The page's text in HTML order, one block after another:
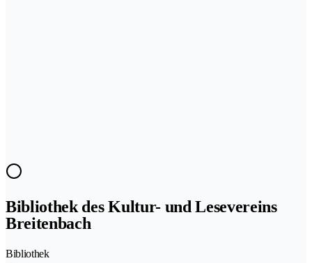
Bibliothek des Kultur- und Lesevereins
Breitenbach
Bibliothek